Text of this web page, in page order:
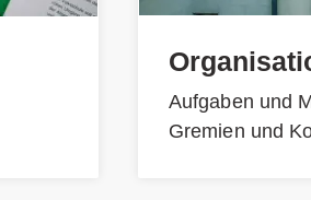
Aufgaben und
Gremien und